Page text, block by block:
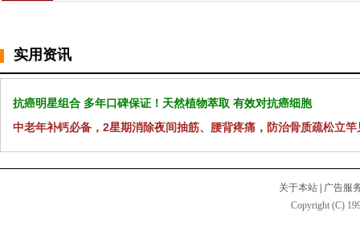
实用资讯
抗癌明星组合 多年口碑保证！天然植物萃取 有效对抗癌细胞
中老年补钙必备，2星期消除夜间抽筋、腰背疼痛，防治骨质疏松立竿
关于本站
广告服
Copyright (C)